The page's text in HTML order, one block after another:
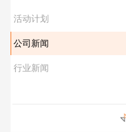
活动计划
公司新闻
行业新闻